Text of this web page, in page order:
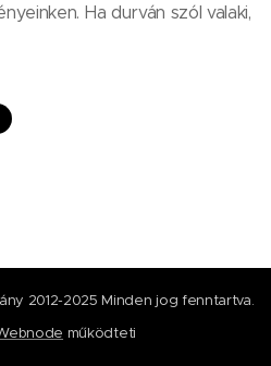
Ha durván szól valaki,
2012-2025 Minden jog fenntartva.
működteti